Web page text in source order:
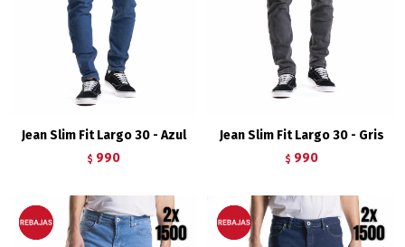
Jean Slim Fit Largo 30 - Azul
$ 990
Jean Slim Fit Largo 30 - Gris
$ 990